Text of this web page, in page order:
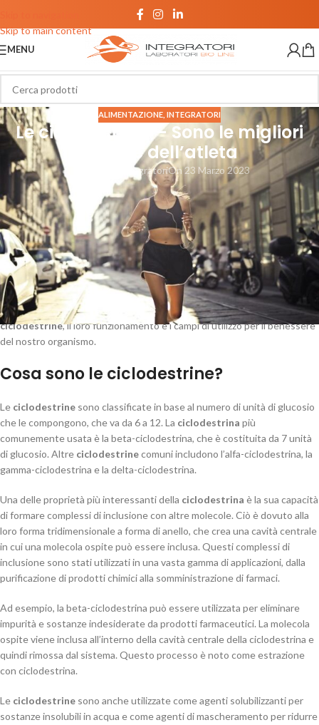
Skip to main content
MENU
ALIMENTAZIONE INTEGRATORI
Le ciclodestrine – Sono le migliori
alleate dell’atleta
Bio Line IntegratoriOn 23 Marzo 2023
ciclodestrine
sono composti ciclici costituiti da una serie di unità di
glucosio legate tra loro mediante legami glicosidici. Questi composti,
anche noti come oligosaccaridi ciclici, sono stati scoperti per la prima
volta nel 1891 daVillierse nel corso degli anni sono stati ampiamente
studiati per le loro proprietà uniche.
La loro estrema duttilità le rende estremamente utili e, per questo
motivo, vengono impiegate in diversi ambiti, da quello clinico, fino a
quello sportivo. In questo articolo andremo ad esplorare le
ciclodestrine, il loro funzionamento e i campi di utilizzo per il benessere
del nostro organismo.
Cosa sono le ciclodestrine?
Le ciclodestrine sono classificate in base al numero di unità di glucosio
che le compongono, che va da 6 a 12. La ciclodestrina più
comunemente usata è la beta-ciclodestrina, che è costituita da 7 unità
di glucosio. Altre ciclodestrinecomuni includono l’alfa-ciclodestrina, la
gamma-ciclodestrina e la delta-ciclodestrina.
Una delle proprietà più interessanti della ciclodestrina è la sua capacità
di formare complessi di inclusione con altre molecole. Ciò è dovuto alla
loro forma tridimensionale a forma di anello, che crea una cavità centrale
in cui una molecola ospite può essere inclusa. Questi complessi di
inclusione sono stati utilizzati in una vasta gamma di applicazioni, dalla
purificazione di prodotti chimici alla somministrazione di farmaci.
Ad esempio, la beta-ciclodestrina può essere utilizzata per eliminare
impurità e sostanze indesiderate da prodotti farmaceutici. La molecola
ospite viene inclusa all’interno della cavità centrale della ciclodestrina e
quindi rimossa dal sistema. Questo processo è noto come estrazione
con ciclodestrina.
Le ciclodestrine sono anche utilizzate come agenti solubilizzanti per
sostanze insolubili in acqua e come agenti di mascheramento per ridurre